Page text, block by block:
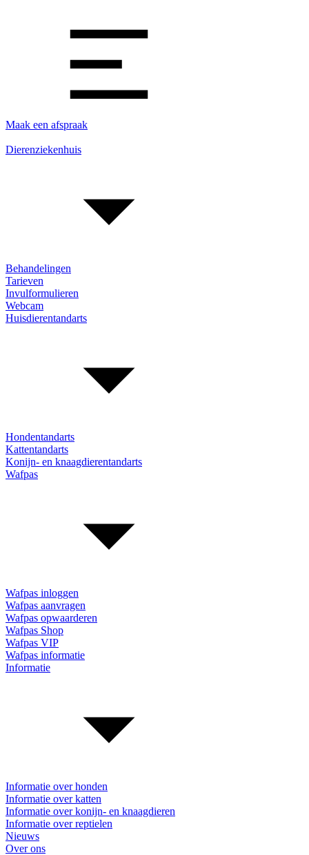
Maak een afspraak
Dierenziekenhuis
Behandelingen
Tarieven
Invulformulieren
Webcam
Huisdierentandarts
Hondentandarts
Kattentandarts
Konijn- en knaagdierentandarts
Wafpas
Wafpas inloggen
Wafpas aanvragen
Wafpas opwaarderen
Wafpas Shop
Wafpas VIP
Wafpas informatie
Informatie
Informatie over honden
Informatie over katten
Informatie over konijn- en knaagdieren
Informatie over reptielen
Nieuws
Over ons